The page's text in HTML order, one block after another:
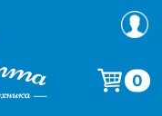
0